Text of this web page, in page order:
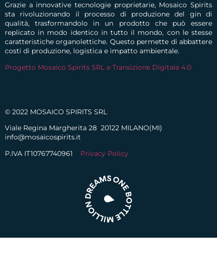
Grazie a innovative tecnologie proprietarie, Mosaico Spirits
sta rivoluzionando il processo di produzione del gin di
qualità, trasformandolo in un prodotto che può essere
replicato in modo identico in tutto il mondo, con le stesse
caratteristiche organolettiche. Questo permette di abbattere
costi di produzione, logistica e impatto ambientale.
Progetto Mosaico Spirits SRL e Transizione Digitale 4.0
© 2022 MOSAICO SPIRITS SRL
Viale Regina Margherita 28 20122 MILANO(MI)
info@mosaicospirits.it
P.IVA IT10767740961 Privacy Policy